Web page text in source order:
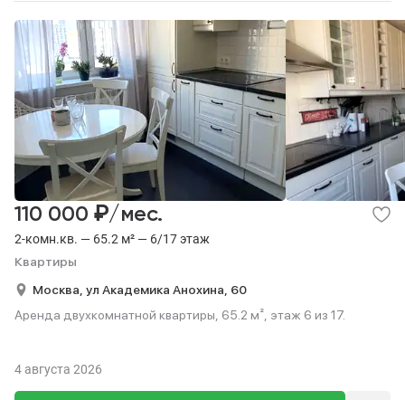
2-комн.кв. — 65.2 м² — 6/17 этаж
Квартиры
110 000 ₽/мес.
Москва, ул Академика Анохина, 60
Аренда двухкомнатной квартиры, 65.2 м², этаж 6 из 17.
4 августа 2026